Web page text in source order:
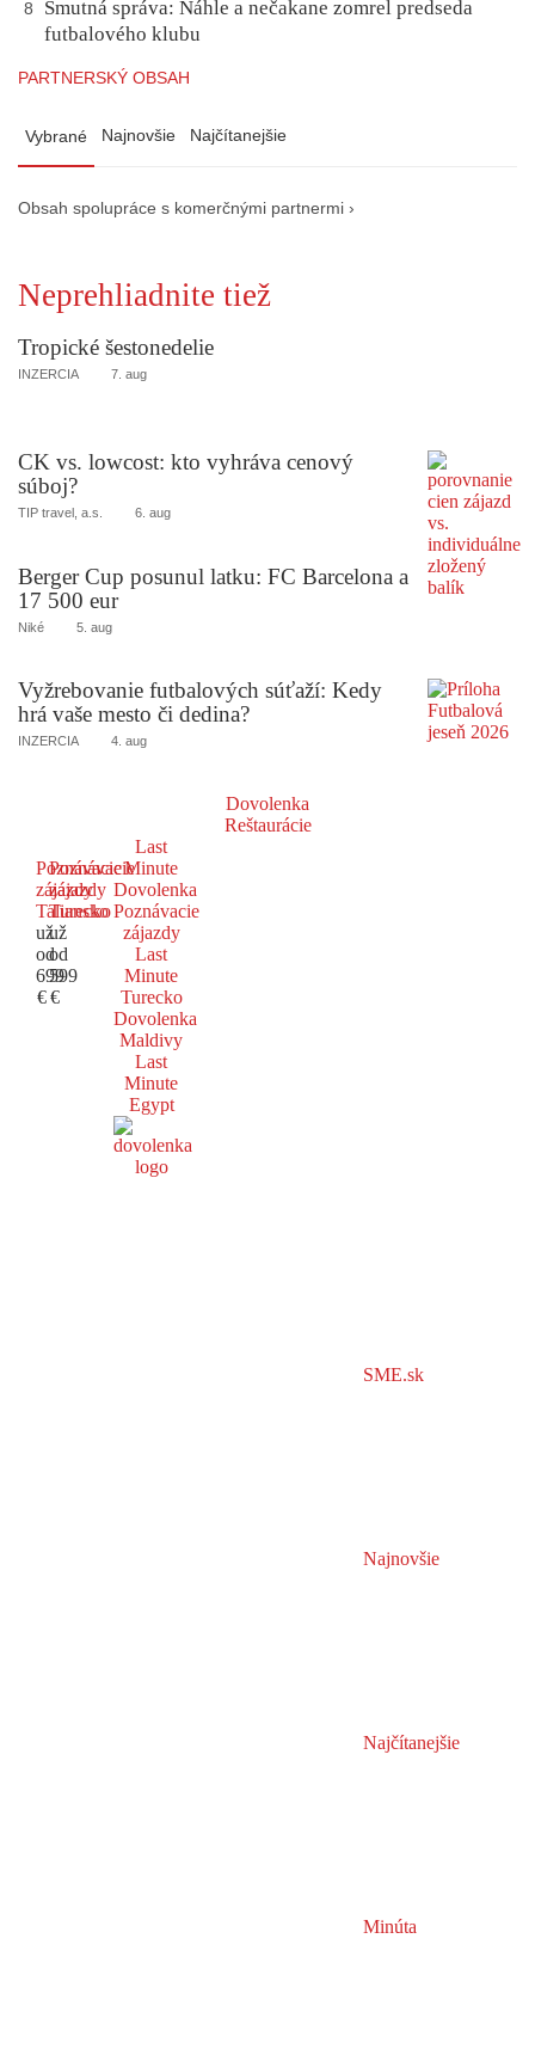
8
Smutná správa: Náhle a nečakane zomrel predseda
futbalového klubu
PARTNERSKÝ OBSAH
Vybrané Najnovšie Najčítanejšie
Obsah spolupráce s komerčnými partnermi ›
Neprehliadnite tiež
Tropické šestonedelie
INZERCIA 7. aug
CK vs. lowcost: kto vyhráva cenový
súboj?
TIP travel, a.s. 6. aug
Berger Cup posunul latku: FC Barcelona a
17 500 eur
Niké 5. aug
Vyžrebovanie futbalových súťaží: Kedy
hrá vaše mesto či dedina?
INZERCIA 4. aug
Dovolenka
Reštaurácie
Poznávacie
zájazdy
Taliansko
už
od
699
€
Poznávacie
zájazdy
Turecko
už
od
599
€
Last
Minute
Dovolenka
Poznávacie
zájazdy
Last
Minute
Turecko
Dovolenka
Maldivy
Last
Minute
Egypt
SME.sk
Najnovšie
Najčítanejšie
Minúta